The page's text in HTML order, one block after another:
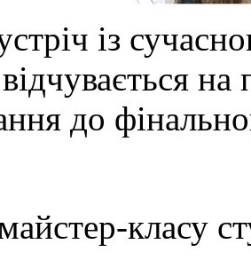
із
до
класу